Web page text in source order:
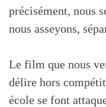
précisément, nous
nous asseyons,
Le film que nous
délire hors
école se font